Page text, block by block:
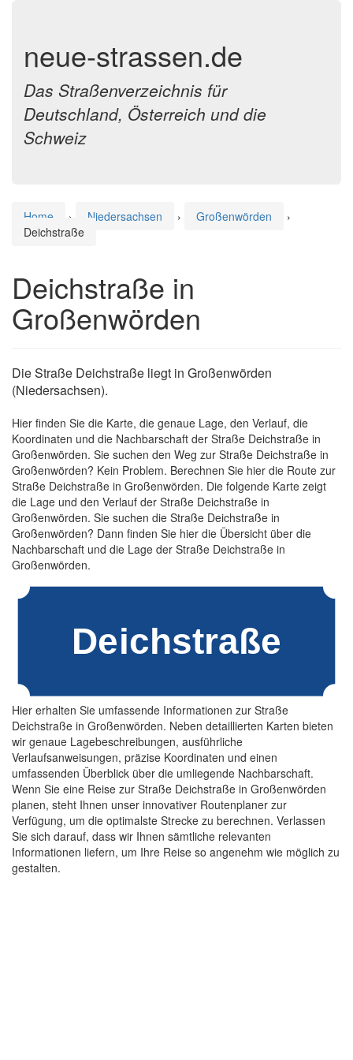
neue-strassen.de
Das Straßenverzeichnis für
Deutschland, Österreich und die
Schweiz
Home › Niedersachsen › Großenwörden
›
Deichstraße
Deichstraße in
Großenwörden
Die Straße Deichstraße liegt in Großenwörden
(Niedersachsen).
Hier finden Sie die Karte, die genaue Lage, den Verlauf, die
Koordinaten und die Nachbarschaft der Straße Deichstraße in
Großenwörden. Sie suchen den Weg zur Straße Deichstraße in
Großenwörden? Kein Problem. Berechnen Sie hier die Route zur
Straße Deichstraße in Großenwörden. Die folgende Karte zeigt
die Lage und den Verlauf der Straße Deichstraße in
Großenwörden. Sie suchen die Straße Deichstraße in
Großenwörden? Dann finden Sie hier die Übersicht über die
Nachbarschaft und die Lage der Straße Deichstraße in
Großenwörden.
Hier erhalten Sie umfassende Informationen zur Straße
Deichstraße in Großenwörden. Neben detaillierten Karten bieten
wir genaue Lagebeschreibungen, ausführliche
Verlaufsanweisungen, präzise Koordinaten und einen
umfassenden Überblick über die umliegende Nachbarschaft.
Wenn Sie eine Reise zur Straße Deichstraße in Großenwörden
planen, steht Ihnen unser innovativer Routenplaner zur
Verfügung, um die optimalste Strecke zu berechnen. Verlassen
Sie sich darauf, dass wir Ihnen sämtliche relevanten
Informationen liefern, um Ihre Reise so angenehm wie möglich zu
gestalten.